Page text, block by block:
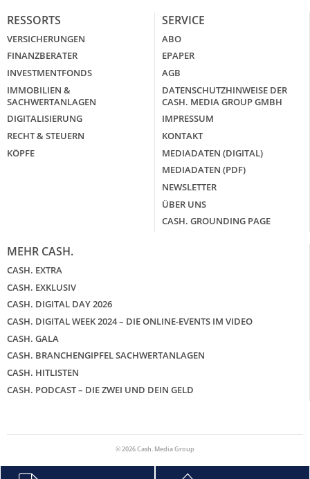
RESSORTS
VERSICHERUNGEN
FINANZBERATER
INVESTMENTFONDS
IMMOBILIEN &
SACHWERTANLAGEN
DIGITALISIERUNG
RECHT & STEUERN
KÖPFE
SERVICE
ABO
EPAPER
AGB
DATENSCHUTZHINWEISE DER
CASH. MEDIA GROUP GMBH
IMPRESSUM
KONTAKT
MEDIADATEN (DIGITAL)
MEDIADATEN (PDF)
NEWSLETTER
ÜBER UNS
CASH. GROUNDING PAGE
MEHR CASH.
CASH. EXTRA
CASH. EXKLUSIV
CASH. DIGITAL DAY 2026
CASH. DIGITAL WEEK 2024 – DIE ONLINE-EVENTS IM VIDEO
CASH. GALA
CASH. BRANCHENGIPFEL SACHWERTANLAGEN
CASH. HITLISTEN
CASH. PODCAST – DIE ZWEI UND DEIN GELD
© 2026 Cash. Media Group